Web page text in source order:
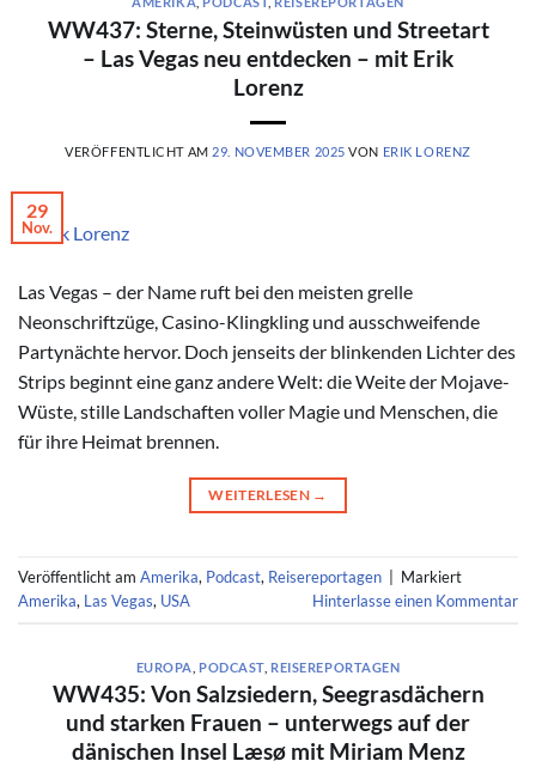
WW437: Sterne, Steinwüsten und Streetart
– Las Vegas neu entdecken – mit Erik
Lorenz
VERÖFFENTLICHT AM 29. NOVEMBER 2025 VON ERIK LORENZ
© Erik Lorenz
29
Nov.
Las Vegas – der Name ruft bei den meisten grelle
Neonschriftzüge, Casino-Klingkling und ausschweifende
Partynächte hervor. Doch jenseits der blinkenden Lichter des
Strips beginnt eine ganz andere Welt: die Weite der Mojave-
Wüste, stille Landschaften voller Magie und Menschen, die
für ihre Heimat brennen.
WEITERLESEN →
Veröffentlicht am Amerika, Podcast, Reisereportagen
Markiert
Amerika, Las Vegas, USA Hinterlasse einen Kommentar
EUROPA PODCAST, REISEREPORTAGEN
WW435: Von Salzsiedern, Seegrasdächern
und starken Frauen – unterwegs auf der
dänischen Insel Læsø mit Miriam Menz